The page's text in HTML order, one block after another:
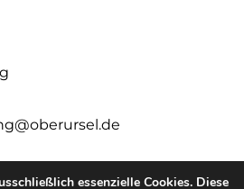
essenzielle Cookies. Diese